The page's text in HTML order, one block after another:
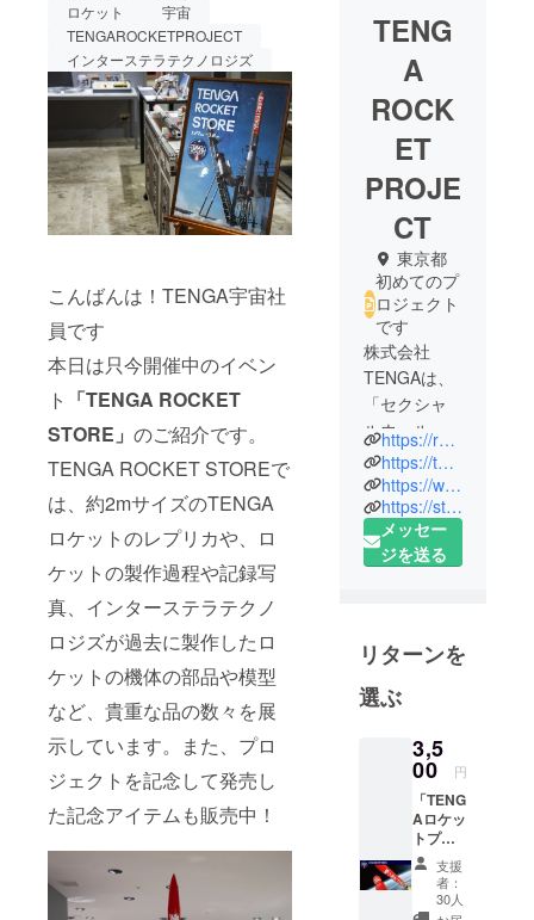
ロケット
宇宙
TENGAROCKETPROJECT
インターステラテクノロジズ
こんばんは！TENGA宇宙社
員です
本日は只今開催中のイベン
ト 「TENGA ROCKET
STORE」 のご紹介です。
TENGA ROCKET STOREで
は、約2mサイズのTENGA
ロケットのレプリカや、ロ
ケットの製作過程や記録写
真、インターステラテクノ
ロジズが過去に製作したロ
ケットの機体の部品や模型
など、貴重な品の数々を展
示しています。また、プロ
ジェクトを記念して発売し
た記念アイテムも販売中！
TENG
A
ROCK
ET
PROJE
CT
東京都
初めてのプ
ロジェクト
です
株式会社
TENGAは、
「セクシャ
ルウェルネ
スグッズ」
を開発・製
造・販売す
るメーカー
です。『性
楽しめるも
のに変えて
いく』とい
ン、『世界
中の人々の
性生活を豊
かにし、人
を幸せにす
る』という
https://rocket.tenga.co.jp/
https://tenga-group.com/
https://www.tenga.co.jp/
https://store.tenga.co.jp/tenga/index
メッセー
ジを送る
リターンを
選ぶ
3,5
00 円
「TENG
Aロケッ
トプロ
ジェク
ト ベー
シック
コー
支援
者：
30人